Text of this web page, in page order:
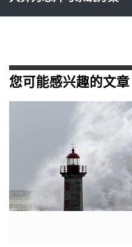
您可能感兴趣的文章